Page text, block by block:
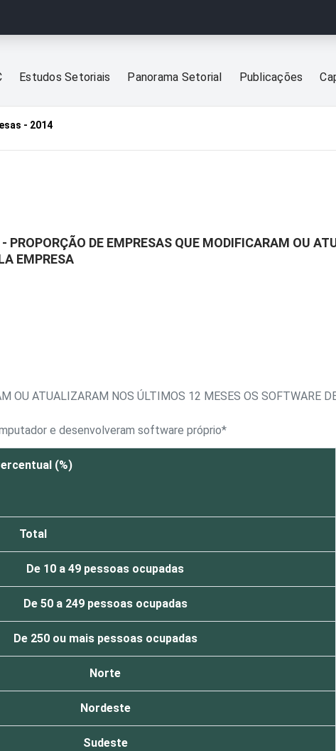
Estudos Setoriais Panorama Setorial Publicações
- 2014
PROPORÇÃO DE EMPRESAS QUE MODIFICARAM OU
EMPRESA
OU ATUALIZARAM NOS ÚLTIMOS 12 MESES OS SOFTWARE
e desenvolveram software próprio*
(%)
Total
De 10 a 49 pessoas ocupadas
De 50 a 249 pessoas ocupadas
De 250 ou mais pessoas ocupadas
Norte
Nordeste
Sudeste